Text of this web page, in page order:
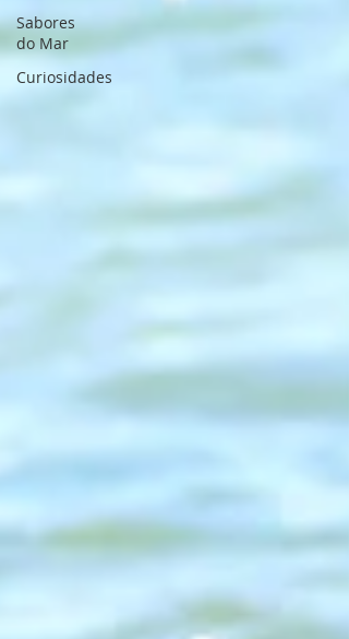
Sabores
do Mar
Curiosidades